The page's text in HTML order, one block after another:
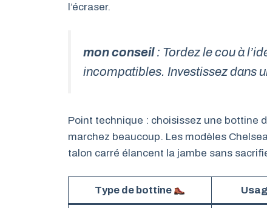
l’écraser.
mon conseil: Tordez le cou à
incompatibles. Investissez dans
Point technique : choisissez une bottine
marchez beaucoup. Les modèles
talon carré élancent la jambe sans
Type de bottine